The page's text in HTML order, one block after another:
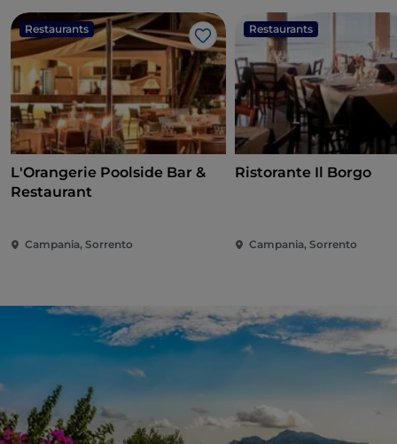
Restaurants
Like
L'Orangerie Poolside Bar &
Restaurant
Campania, Sorrento
Restaurants
Ristorante Il Borgo
Campania, Sorrento